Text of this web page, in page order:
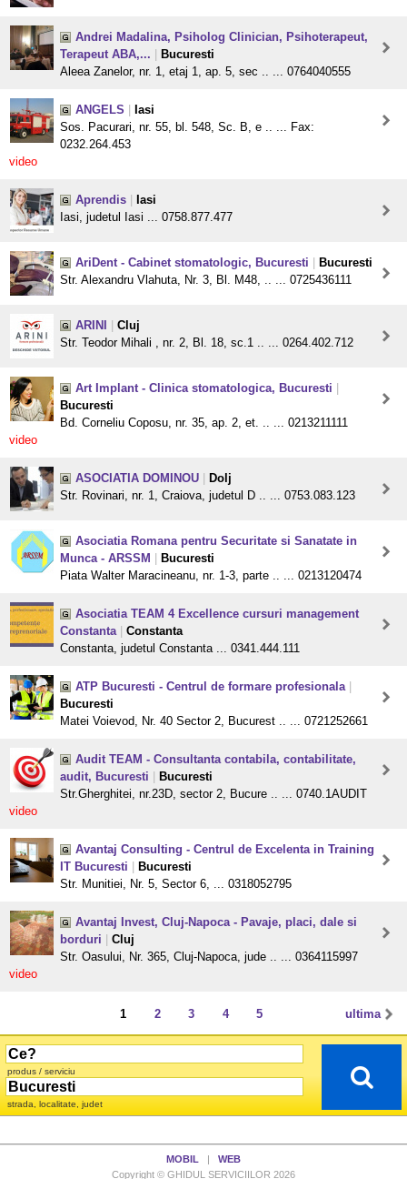
Andrei Madalina, Psiholog Clinician, Psihoterapeut,
Terapeut ABA,...
Bucuresti
Aleea Zanelor, nr. 1, etaj 1, ap. 5, sec .. ... 0764040555
ANGELS
Iasi
Sos. Pacurari, nr. 55, bl. 548, Sc. B, e .. ... Fax:
0232.264.453
video
Aprendis
Iasi
Iasi, judetul Iasi ... 0758.877.477
AriDent - Cabinet stomatologic, Bucuresti
Bucuresti
Str. Alexandru Vlahuta, Nr. 3, Bl. M48, .. ... 0725436111
ARINI
Cluj
Str. Teodor Mihali , nr. 2, Bl. 18, sc.1 .. ... 0264.402.712
Art Implant - Clinica stomatologica, Bucuresti
Bucuresti
Bd. Corneliu Coposu, nr. 35, ap. 2, et. .. ... 0213211111
video
ASOCIATIA DOMINOU
Dolj
Str. Rovinari, nr. 1, Craiova, judetul D .. ... 0753.083.123
Asociatia Romana pentru Securitate si Sanatate in
Munca - ARSSM
Bucuresti
Piata Walter Maracineanu, nr. 1-3, parte .. ... 0213120474
Asociatia TEAM 4 Excellence cursuri management
Constanta
Constanta
Constanta, judetul Constanta ... 0341.444.111
ATP Bucuresti - Centrul de formare profesionala
Bucuresti
Matei Voievod, Nr. 40 Sector 2, Bucurest .. ... 0721252661
Audit TEAM - Consultanta contabila, contabilitate,
audit, Bucuresti
Bucuresti
Str.Gherghitei, nr.23D, sector 2, Bucure .. ... 0740.1AUDIT
video
Avantaj Consulting - Centrul de Excelenta in Training
IT Bucuresti
Bucuresti
Str. Munitiei, Nr. 5, Sector 6, ... 0318052795
Avantaj Invest, Cluj-Napoca - Pavaje, placi, dale si
borduri
Cluj
Str. Oasului, Nr. 365, Cluj-Napoca, jude .. ... 0364115997
video
ultima
1 2 3 4 5
produs / serviciu
strada, localitate, judet
MOBIL
WEB
Copyright © GHIDUL SERVICIILOR 2026